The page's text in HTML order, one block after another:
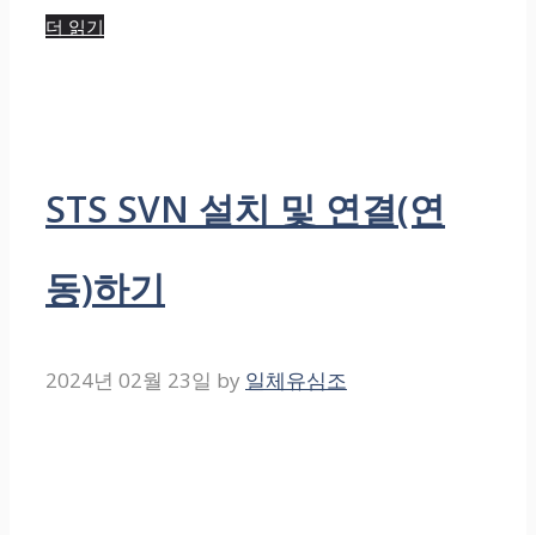
더 읽기
STS SVN 설치 및 연결(연
동)하기
2024년 02월 23일 by 일체유심조